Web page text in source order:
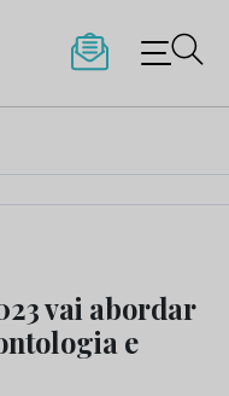
vai abordar
e